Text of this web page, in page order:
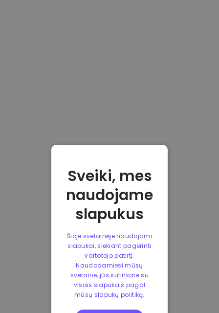
Sveiki, mes
naudojame
slapukus
Šioje svetainėje naudojami
slapukai, siekiant pagerinti
vartotojo patirtį.
Naudodamiesi mūsų
svetaine, jūs sutinkate su
visais slapukais pagal
mūsų slapukų politiką.